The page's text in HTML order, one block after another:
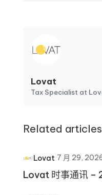
Lovat
Tax Specialist at
Related articles
Lovat·7 月 29,
Lovat 时事通讯 –